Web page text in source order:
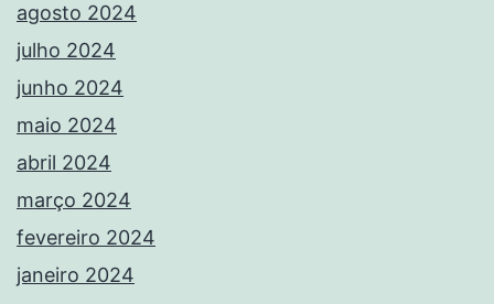
agosto 2024
julho 2024
junho 2024
maio 2024
abril 2024
março 2024
fevereiro 2024
janeiro 2024